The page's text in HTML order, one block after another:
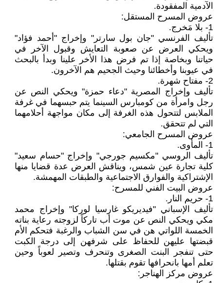
الآدمية المفقودة.
عروض المسرح المستقل:
1- بلا مَخرج.
تأليف الفرنسي "جان بول سارتر" وإخراج "أحمد فؤاد"
ويحكي العرض عن صعوبة التعايش وقبول الآخر في
حياتنا وبخاصة إذا تم فرض هذا الأخر علينا وبدأ بالبحث
في عيوبنا وأخطائنا وحيث الجحيم هم الآخرون.
2- مفتاح شهرة.
تأليف وإخراج المصرية "دعاء حمزة" ويحكي النص عن
رجل وامرأة من كومبارس السينما يتم حبسهما في غرفة
الملابس لتتحول هذه الغرفة إلى مكان مواجهة أحلامهما
التي لم تتحقق.
عروض المسرح الجامعي:
1- المأوى.
تأليف الروسي "مكسيم جورجي" وإخراج "حسام سعيد"
كلية تجارة عين شمس، ويناقش العرض عدة قضايا منها
الإشتراكية والفوارق الاجتماعية والطبقات المهمشة.
عروض البيت الفني للمسرح:
1- حريم النار.
تأليف الإسباني "فيديريكو غارسيا لوركا" وإخراج محمد
مكي ويحكي النص عن موت أب تاركاً لزوجته رعاية بناته
الخمسة اللواتي هن في سن الشباب والرغبة فتحكم الأم
قبضتها عليهن للحفاظ على شرفهن إلى درجة الكبت
حتى تنفجر البنت الصغرى وتنحرف وتصير لعوباً وحين
تعلم أمها بانحرافها تقوم بقتلها.
عروض مركز الهناجر: